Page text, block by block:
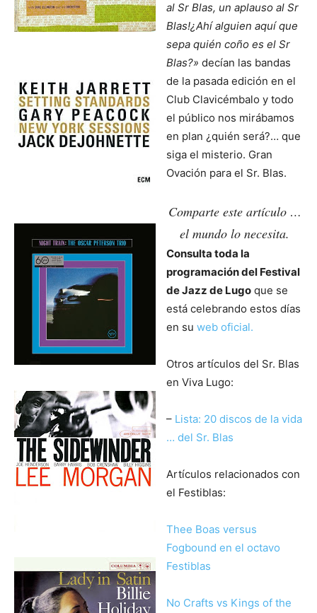
al Sr Blas, un aplauso al Sr
Blas!¿Ahí alguien aquí que
sepa quién coño es el Sr
Blas?» decían las bandas
de la pasada edición en el
Club Clavicémbalo y todo
el público nos mirábamos
en plan ¿quién será?… que
siga el misterio. Gran
Ovación para el Sr. Blas.
Comparte este artículo …
el mundo lo necesita.
Consulta toda la
programación del Festival
de Jazz de Lugo que se
está celebrando estos días
en su web oficial.
Otros artículos del Sr. Blas
en Viva Lugo:
– Lista: 20 discos de la vida
… del Sr. Blas
Artículos relacionados con
el Festiblas:
Thee Boas versus
Fogbound en el octavo
Festiblas
No Crafts vs Kings of the